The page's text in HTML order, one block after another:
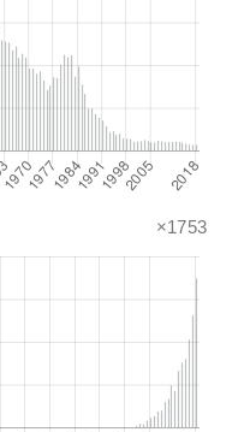
×1753